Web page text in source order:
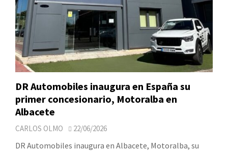
DR Automobiles inaugura en España su
primer concesionario, Motoralba en
Albacete
CARLOS OLMO 22/06/2026
DR Automobiles inaugura en Albacete, Motoralba, su